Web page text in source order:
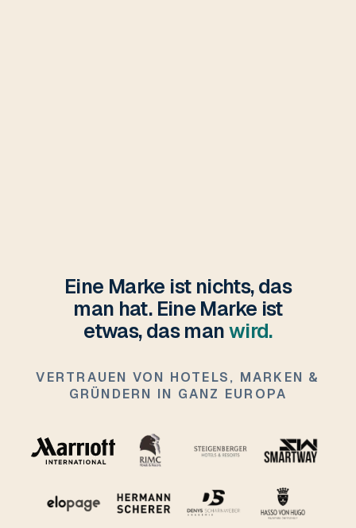
Eine Marke ist nichts, das
man hat. Eine Marke ist
etwas, das manwird.
VERTRAUEN VON HOTELS, MARKEN &
GRÜNDERN IN GANZ EUROPA